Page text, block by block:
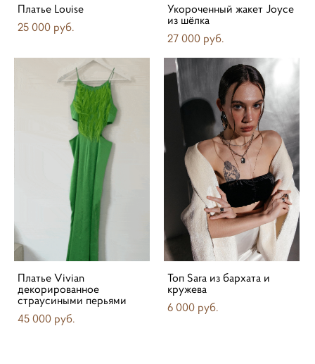
Платье Louise
25 000 pуб.
Укороченный жакет Joyce
из шёлка
27 000 pуб.
Платье Vivian
декорированное
страусиными перьями
45 000 pуб.
Топ Sara из бархата и
кружева
6 000 pуб.